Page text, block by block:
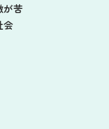
が苦
会